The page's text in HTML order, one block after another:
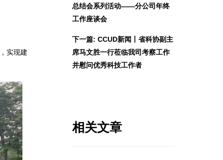
实现建
总结会系列活动——分公司年终
工作座谈会
下一篇: CCUD新闻丨省科协副主
席马文胜一行莅临我司考察工作
并慰问优秀科技工作者
相关文章